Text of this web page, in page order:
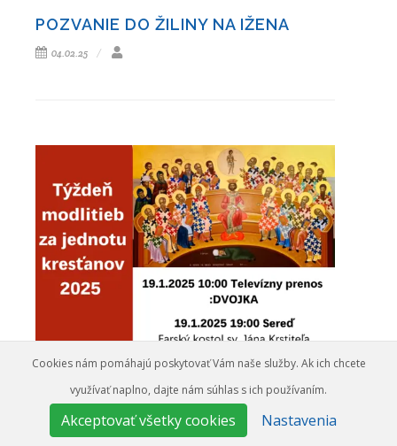
POZVANIE DO ŽILINY NA IŽENA
04.02.25
Cookies nám pomáhajú poskytovať Vám naše služby. Ak ich chcete
využívať naplno, dajte nám súhlas s ich používaním.
Akceptovať všetky cookies Nastavenia